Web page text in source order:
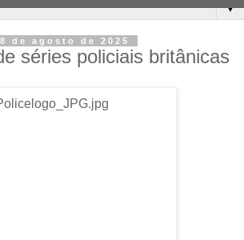
▼
de agosto de 2025
séries policiais britânicas